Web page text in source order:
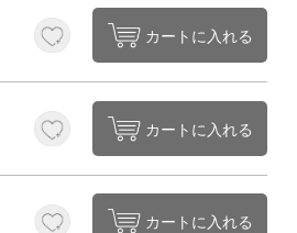
カートに入れる
カートに入れる
カートに入れる